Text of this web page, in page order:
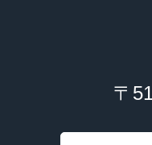
〒